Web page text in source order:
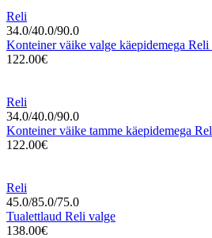
Reli
34.0/40.0/90.0
Konteiner väike valge käepidemega Reli
122.00€
Reli
34.0/40.0/90.0
Konteiner väike tamme käepidemega
122.00€
Reli
45.0/85.0/75.0
Tualettlaud Reli valge
138.00€